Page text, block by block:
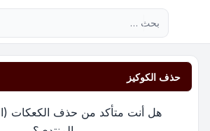
حذف الكوكيز
هل أنت متأكد من حذف الكعكات